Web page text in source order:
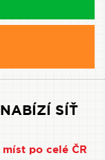
SÍŤ
míst po celé ČR